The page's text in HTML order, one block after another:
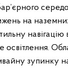
на
освітлення.
зупинку